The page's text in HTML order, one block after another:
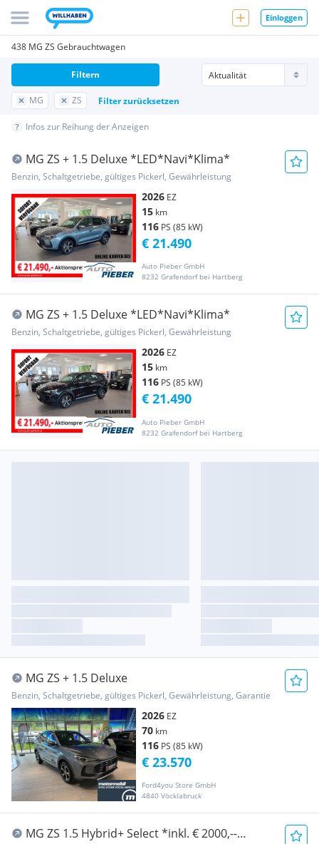
Einloggen
438 MG ZS Gebrauchtwagen
MG ZS Filter zurücksetzen
Filtern
Infos zur Reihung der Anzeigen
MG ZS + 1.5 Deluxe *LED*Navi*Klima*
Benzin, Schaltgetriebe, gültiges Pickerl, Gewährleistung
2026 EZ
15 km
116 PS (85 kW)
Auto Pieber GmbH
8232 Grafendorf bei Hartberg
€ 21.490
MG ZS + 1.5 Deluxe *LED*Navi*Klima*
Benzin, Schaltgetriebe, gültiges Pickerl, Gewährleistung
2026 EZ
15 km
116 PS (85 kW)
Auto Pieber GmbH
8232 Grafendorf bei Hartberg
€ 21.490
MG ZS + 1.5 Deluxe
Benzin, Schaltgetriebe, gültiges Pickerl, Gewährleistung, Garantie
2026 EZ
70 km
116 PS (85 kW)
Ford4you Store GmbH
4840 Vöcklabruck
€ 23.570
MG ZS 1.5 Hybrid+ Select *inkl. € 2000,--